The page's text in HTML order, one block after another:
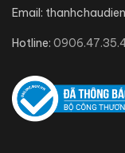
Email:
Hotline: